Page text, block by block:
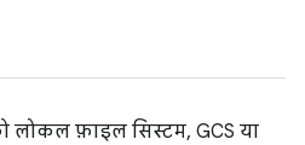
लोकल फ़ाइल सिस्टम, GCS या